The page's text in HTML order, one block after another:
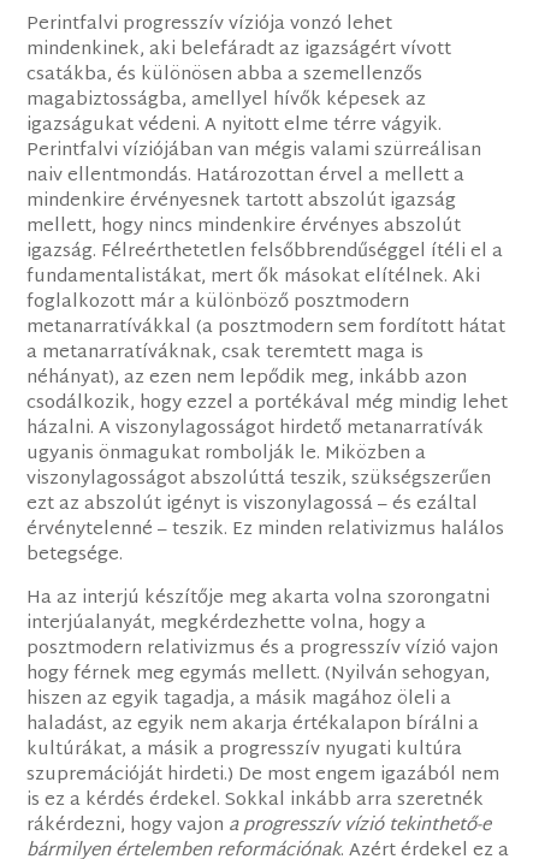
Perintfalvi progresszív víziója vonzó lehet
mindenkinek, aki belefáradt az igazságért vívott
csatákba, és különösen abba a szemellenzős
magabiztosságba, amellyel hívők képesek az
igazságukat védeni. A nyitott elme térre vágyik.
Perintfalvi víziójában van mégis valami szürreálisan
naiv ellentmondás. Határozottan érvel a mellett a
mindenkire érvényesnek tartott abszolút igazság
mellett, hogy nincs mindenkire érvényes abszolút
igazság. Félreérthetetlen felsőbbrendűséggel ítéli el a
fundamentalistákat, mert ők másokat elítélnek. Aki
foglalkozott már a különböző posztmodern
metanarratívákkal (a posztmodern sem fordított hátat
a metanarratíváknak, csak teremtett maga is
néhányat), az ezen nem lepődik meg, inkább azon
csodálkozik, hogy ezzel a portékával még mindig lehet
házalni. A viszonylagosságot hirdető metanarratívák
ugyanis önmagukat rombolják le. Miközben a
viszonylagosságot abszolúttá teszik, szükségszerűen
ezt az abszolút igényt is viszonylagossá – és ezáltal
érvénytelenné – teszik. Ez minden relativizmus halálos
betegsége.
Ha az interjú készítője meg akarta volna szorongatni
interjúalanyát, megkérdezhette volna, hogy a
posztmodern relativizmus és a progresszív vízió vajon
hogy férnek meg egymás mellett. (Nyilván sehogyan,
hiszen az egyik tagadja, a másik magához öleli a
haladást, az egyik nem akarja értékalapon bírálni a
kultúrákat, a másik a progresszív nyugati kultúra
szupremációját hirdeti.) De most engem igazából nem
is ez a kérdés érdekel. Sokkal inkább arra szeretnék
rákérdezni, hogy vajon a progresszív vízió tekinthető-e
bármilyen értelemben reformációnak. Azért érdekel ez a